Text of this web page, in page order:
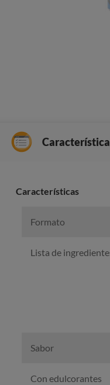
Caracterí­sticas
Formato
Lista de
Sabor
Con edulcorantes